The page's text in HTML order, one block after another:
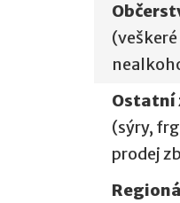
Ostatní
(sýry,
prodej